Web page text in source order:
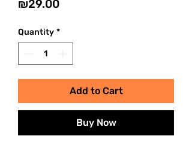
₪29.00Price
Quantity *
Add to Cart
Buy Now